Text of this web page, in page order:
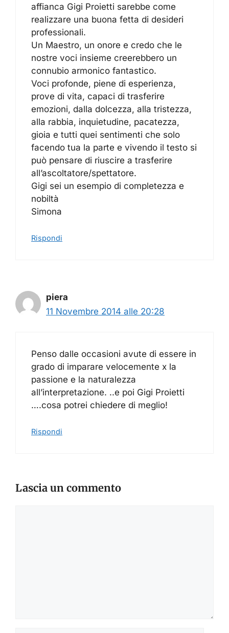
affianca Gigi Proietti sarebbe come
realizzare una buona fetta di desideri
professionali.
Un Maestro, un onore e credo che le
nostre voci insieme creerebbero un
connubio armonico fantastico.
Voci profonde, piene di esperienza,
prove di vita, capaci di trasferire
emozioni, dalla dolcezza, alla tristezza,
alla rabbia, inquietudine, pacatezza,
gioia e tutti quei sentimenti che solo
facendo tua la parte e vivendo il testo si
può pensare di riuscire a trasferire
all’ascoltatore/spettatore.
Gigi sei un esempio di completezza e
nobiltà
Simona
Rispondi
piera
11 Novembre 2014 alle 20:28
Penso dalle occasioni avute di essere in
grado di imparare velocemente x la
passione e la naturalezza
all’interpretazione. ..e poi Gigi Proietti
….cosa potrei chiedere di meglio!
Rispondi
Lascia un commento